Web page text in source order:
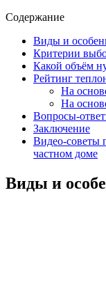
Содержание
Виды и
Критерии
Какой объём
Рейтинг
На
На
Вопросы-
Заключение
Видео-советы
частном доме
Виды и